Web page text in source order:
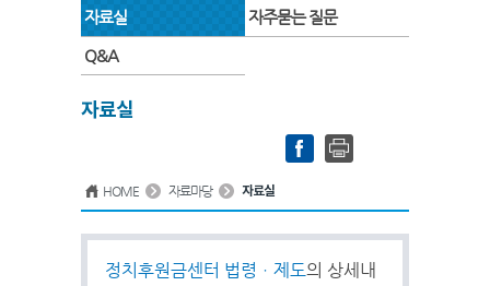
자료실 자주묻는 질문
Q&A
자료실
HOME 자료마당 자료실
정치후원금센터 법령ㆍ제도의 상세내